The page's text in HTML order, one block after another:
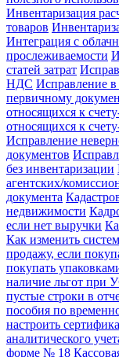
Инвентаризация
товаров
Интеграция с
прослеживаемости
статей затрат
НДС Исправление
первичному
относящихся к
относящихся к
Исправление
документов
без инвентаризации
агентских/
документа
недвижимости
если нет выручки
Как изменить
продажу, если
покупать
наличие льгот при
пустые строки в
пособия по
настроить
аналитического
форме № 18